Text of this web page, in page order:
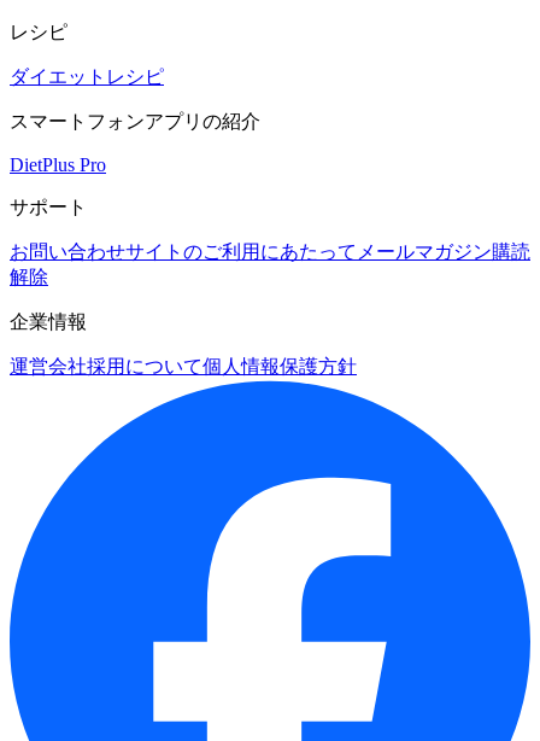
レシピ
ダイエットレシピ
スマートフォンアプリの紹介
DietPlus Pro
サポート
お問い合わせサイトのご利用にあたって メールマガジン購読
解除
企業情報
運営会社採用について個人情報保護方針